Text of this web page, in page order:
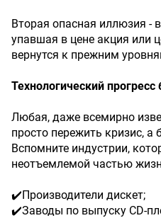
Вторая опасная иллюзия -
упавшая в цене акция или
вернутся к прежним
Технологический
Любая, даже всемирно
просто пережить кризис, а
Вспомните индустрии,
неотъемлемой частью
✔️Производители дискет;
✔️Заводы по выпуску CD-